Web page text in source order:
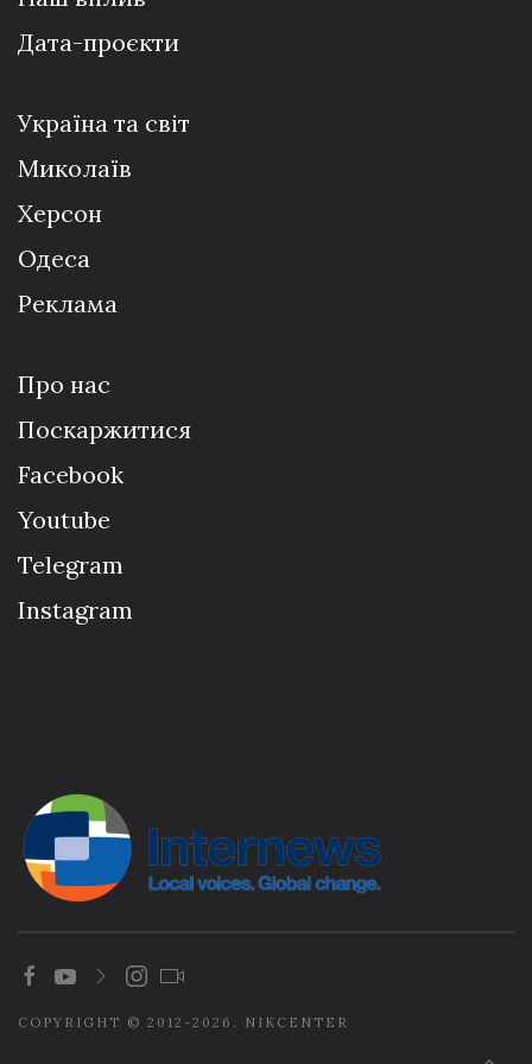
Дата-проєкти
Україна та світ
Миколаїв
Херсон
Одеса
Реклама
Про нас
Поскаржитися
Facebook
Youtube
Telegram
Instagram
COPYRIGHT © 2012-2026. NIKCENTER